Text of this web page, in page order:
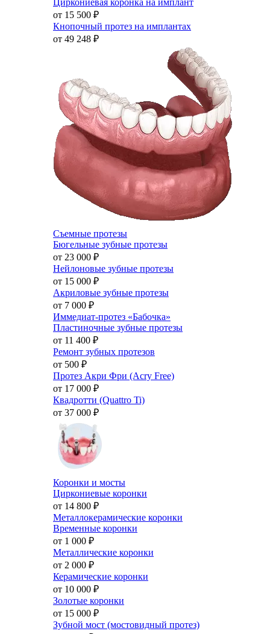
Циркониевая коронка на имплант
от 15 500 ₽
Кнопочный протез на имплантах
от 49 248 ₽
Съемные протезы
Бюгельные зубные протезы
от 23 000 ₽
Нейлоновые зубные протезы
от 15 000 ₽
Акриловые зубные протезы
от 7 000 ₽
Иммедиат-протез «Бабочка»
Пластиночные зубные протезы
от 11 400 ₽
Ремонт зубных протезов
от 500 ₽
Протез Акри Фри (Acry Free)
от 17 000 ₽
Квадротти (Quattro Ti)
от 37 000 ₽
Коронки и мосты
Циркониевые коронки
от 14 800 ₽
Металлокерамические коронки
Временные коронки
от 1 000 ₽
Металлические коронки
от 2 000 ₽
Керамические коронки
от 10 000 ₽
Золотые коронки
от 15 000 ₽
Зубной мост (мостовидный протез)